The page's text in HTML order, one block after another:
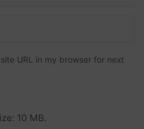
URL in my browser for next
10 MB.